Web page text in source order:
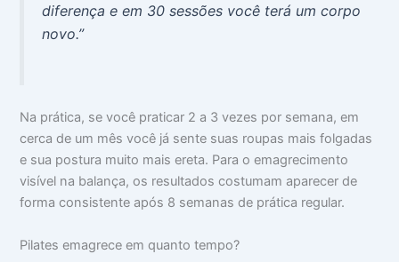
diferença e em 30 sessões você terá um corpo
novo.”
Na prática, se você praticar 2 a 3 vezes por semana, em
cerca de um mês você já sente suas roupas mais folgadas
e sua postura muito mais ereta. Para o emagrecimento
visível na balança, os resultados costumam aparecer de
forma consistente após 8 semanas de prática regular.
Pilates emagrece em quanto tempo?